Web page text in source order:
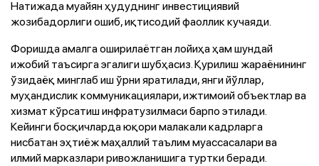
Натижада муайян ҳудуднинг инвестициявий
жозибадорлиги ошиб, иқтисодий фаоллик кучаяди.
Форишда амалга оширилаётган лойиҳа ҳам шундай
ижобий таъсирга эгалиги шубҳасиз. Қурилиш жараёнининг
ўзидаёқ минглаб иш ўрни яратилади, янги йўллар,
муҳандислик коммуникациялари, ижтимоий объектлар ва
хизмат кўрсатиш инфратузилмаси барпо этилади.
Кейинги босқичларда юқори малакали кадрларга
нисбатан эҳтиёж маҳаллий таълим муассасалари ва
илмий марказлари ривожланишига туртки беради.